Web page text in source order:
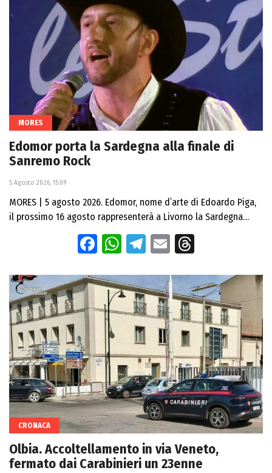
MORES
Edomor porta la Sardegna alla finale di
Sanremo Rock
5 Agosto 2026, 15:09
MORES | 5 agosto 2026. Edomor, nome d’arte di Edoardo Piga,
il prossimo 16 agosto rappresenterà a Livorno la Sardegna…
Facebook
WhatsApp
Telegram
Email
CRONACA
Olbia. Accoltellamento in via Veneto,
fermato dai Carabinieri un 23enne